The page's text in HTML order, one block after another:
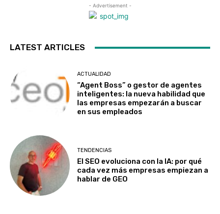
- Advertisement -
LATEST ARTICLES
ACTUALIDAD
“Agent Boss” o gestor de agentes
inteligentes: la nueva habilidad que
las empresas empezarán a buscar
en sus empleados
TENDENCIAS
El SEO evoluciona con la IA: por qué
cada vez más empresas empiezan a
hablar de GEO